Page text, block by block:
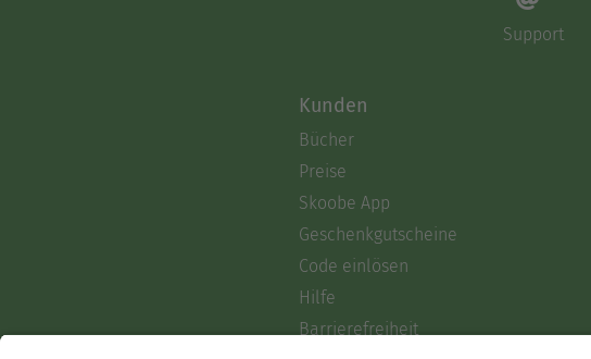
Support
Kunden
Bücher
Preise
Skoobe App
Geschenkgutscheine
Code einlösen
Hilfe
Barrierefreiheit